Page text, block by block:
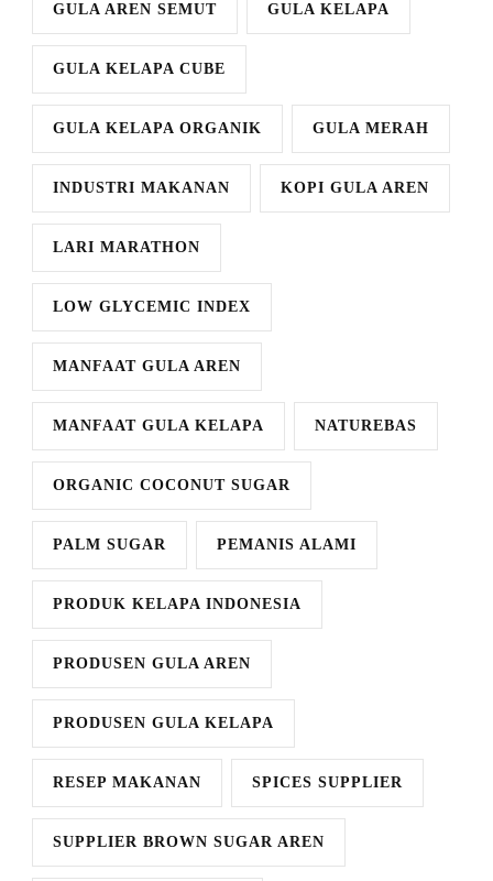
GULA AREN SEMUT GULA KELAPA
GULA KELAPA CUBE
GULA KELAPA ORGANIK GULA MERAH
INDUSTRI MAKANAN KOPI GULA AREN
LARI MARATHON
LOW GLYCEMIC INDEX
MANFAAT GULA AREN
MANFAAT GULA KELAPA NATUREBAS
ORGANIC COCONUT SUGAR
PALM SUGAR PEMANIS ALAMI
PRODUK KELAPA INDONESIA
PRODUSEN GULA AREN
PRODUSEN GULA KELAPA
RESEP MAKANAN SPICES SUPPLIER
SUPPLIER BROWN SUGAR AREN